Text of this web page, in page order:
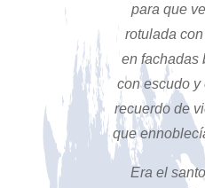
para que
rotulada
en fachadas
con escudo y
recuerdo de
que
Era el